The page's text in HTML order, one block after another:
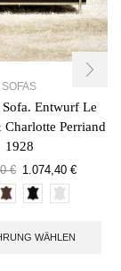
SOFAS
Entwurf Le
Perriand
1928
€ 1.074,40 €
WÄHLEN